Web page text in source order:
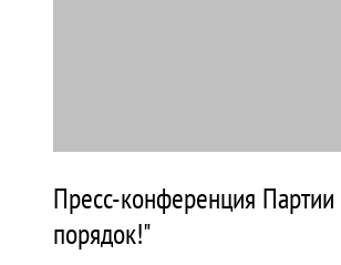
Пресс-конференция Партии
порядок!"